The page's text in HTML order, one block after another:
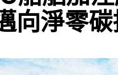
向淨零